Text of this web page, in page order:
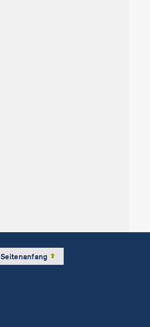
Seitenanfang